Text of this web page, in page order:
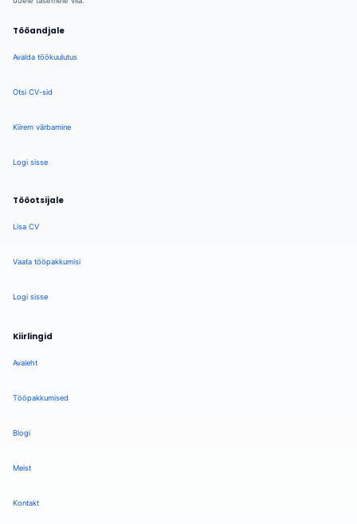
Tööandjale
Avalda töökuulutus
Otsi CV-sid
Kiirem värbamine
Logi sisse
Tööotsijale
Lisa CV
Vaata tööpakkumisi
Logi sisse
Kiirlingid
Avaleht
Tööpakkumised
Blogi
Meist
Kontakt